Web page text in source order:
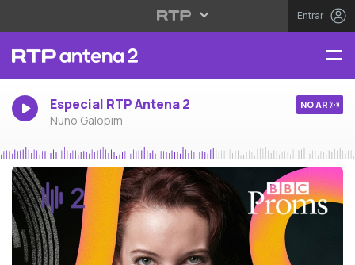
Entrar
Especial RTP Antena 2
Nuno Galopim
NO AR